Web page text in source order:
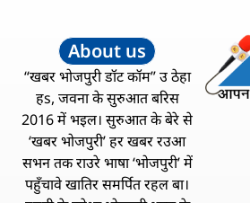
About us
“खबर भोजपुरी डॉट कॉम” उ ठेहा
हs, जवना के सुरुआत बरिस
2016 में भइल। सुरुआत के बेरे से
‘खबर भोजपुरी’ हर खबर रउआ
सभन तक राउरे भाषा ‘भोजपुरी’ में
पहुँचावे खातिर समर्पित रहल बा।